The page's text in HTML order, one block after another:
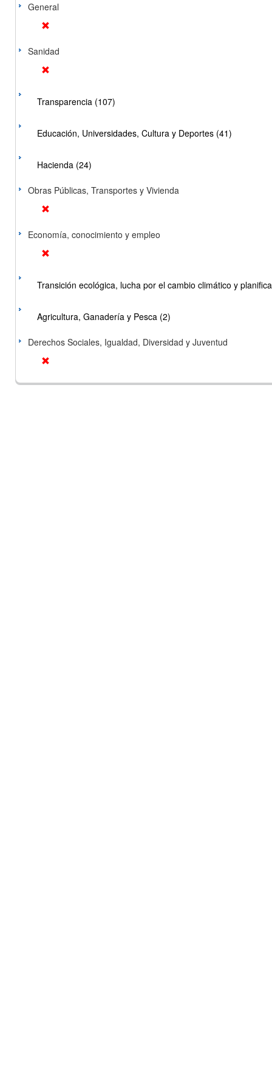
General
Sanidad
Transparencia (107)
Educación, Universidades, Cultura y Deportes (41)
Hacienda (24)
Obras Públicas, Transportes y Vivienda
Economía, conocimiento y empleo
Transición ecológica, lucha por el cambio climático y
Agricultura, Ganadería y Pesca (2)
Derechos Sociales, Igualdad, Diversidad y Juventud